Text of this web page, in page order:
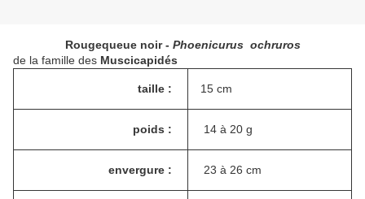
Rougequeue noir - Phoenicurus ochruros
de la famille des Muscicapidés
taille : 15 cm
poids : 14 à 20 g
envergure : 23 à 26 cm